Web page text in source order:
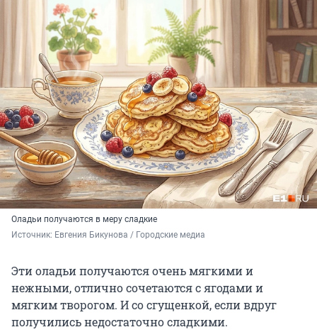
Оладьи получаются в меру сладкие
Источник: Евгения Бикунова / Городские медиа
Эти оладьи получаются очень мягкими и
нежными, отлично сочетаются с ягодами и
мягким творогом. И со сгущенкой, если вдруг
получились недостаточно сладкими.